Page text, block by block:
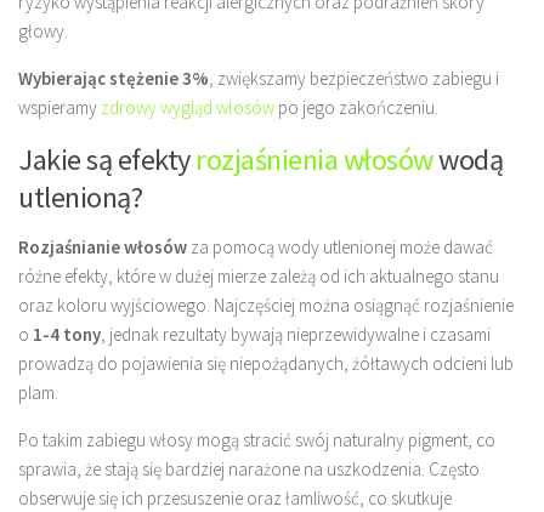
głowy.
Wybierając stężenie 3%, zwiększamy bezpieczeństwo zabiegu i
wspieramy zdrowy wygląd włosów po jego zakończeniu.
Jakie są efektyrozjaśnienia włosówwodą
utlenioną?
Rozjaśnianie włosów za pomocą wody utlenionej może dawać
różne efekty, które w dużej mierze zależą od ich aktualnego stanu
oraz koloru wyjściowego. Najczęściej można osiągnąć rozjaśnienie
o 1-4 tony, jednak rezultaty bywają nieprzewidywalne i czasami
prowadzą do pojawienia się niepożądanych, żółtawych odcieni lub
plam.
Po takim zabiegu włosy mogą stracić swój naturalny pigment, co
sprawia, że stają się bardziej narażone na uszkodzenia. Często
obserwuje się ich przesuszenie oraz łamliwość, co skutkuje